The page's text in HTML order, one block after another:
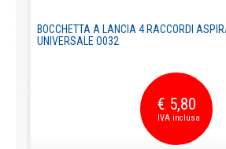
BOCCHETTA A LANCIA 4 RACCORDI
UNIVERSALE O032
€ 5,80